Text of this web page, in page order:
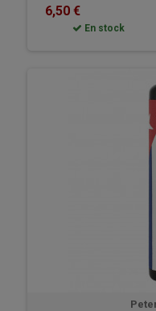
6,50 €
En stock